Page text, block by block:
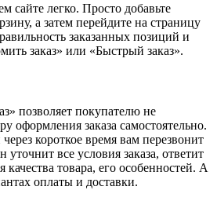
сайте легко. Просто добавьте
а затем перейдите на страницу
заказанных позиций и
заказ» или «Быстрый заказ».
позволяет покупателю не
оформления заказа самостоятельно.
короткое время вам перезвонит
все условия заказа, ответит
товара, его особенностей. А
оплаты и доставки.